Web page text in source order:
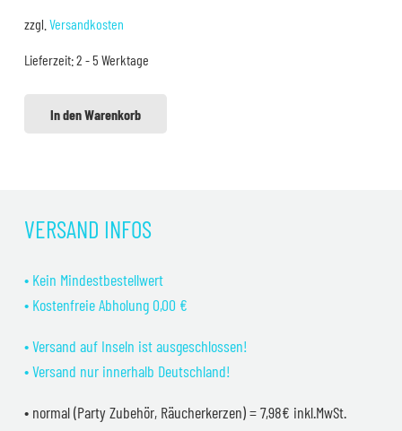
14,99 €12,99 €.
zzgl. Versandkosten
Lieferzeit:2 - 5 Werktage
In den Warenkorb
VERSAND INFOS
• Kein Mindestbestellwert
• Kostenfreie Abholung 0,00 €
• Versand auf Inseln ist ausgeschlossen!
• Versand nur innerhalb Deutschland!
• normal (Party Zubehör, Räucherkerzen) = 7,98€ inkl.MwSt.